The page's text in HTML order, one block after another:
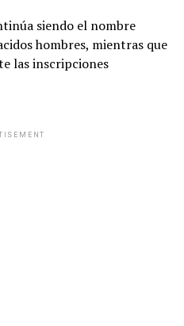
siendo el nombre
hombres, mientras que
las inscripciones